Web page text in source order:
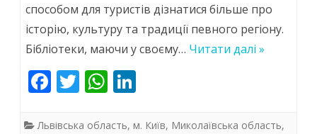
для
розвитку
туризму
способом для туристів дізнатися більше про
історію, культуру та традиції певного регіону.
Бібліотеки, маючи у своєму… Читати далі »
F
e
T
itt
W
at k
Львівська область, м. Київ, Миколаївська область,